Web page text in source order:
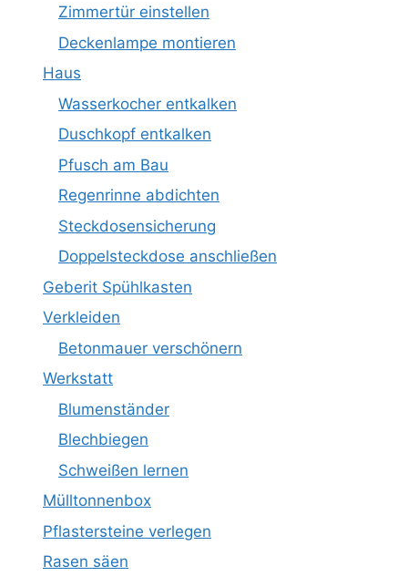
Zimmertür einstellen
Deckenlampe montieren
Haus
Wasserkocher entkalken
Duschkopf entkalken
Pfusch am Bau
Regenrinne abdichten
Steckdosensicherung
Doppelsteckdose anschließen
Geberit Spühlkasten
Verkleiden
Betonmauer verschönern
Werkstatt
Blumenständer
Blechbiegen
Schweißen lernen
Mülltonnenbox
Pflastersteine verlegen
Rasen säen